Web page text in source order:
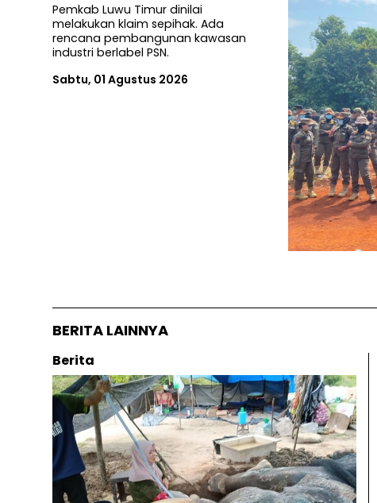
Pemkab Luwu Timur dinilai
melakukan klaim sepihak. Ada
rencana pembangunan kawasan
industri berlabel PSN.
Sabtu, 01 Agustus 2026
BERITA LAINNYA
Berita